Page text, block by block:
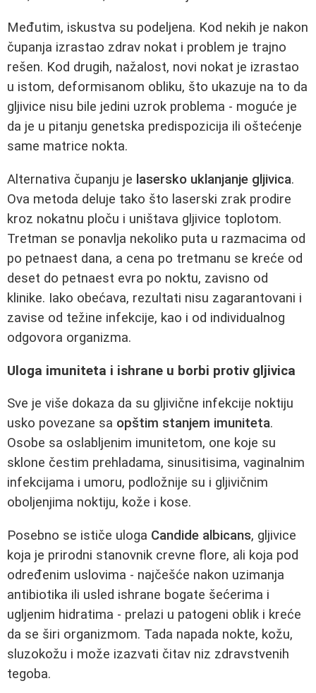
Međutim, iskustva su podeljena. Kod nekih je nakon
čupanja izrastao zdrav nokat i problem je trajno
rešen. Kod drugih, nažalost, novi nokat je izrastao
u istom, deformisanom obliku, što ukazuje na to da
gljivice nisu bile jedini uzrok problema - moguće je
da je u pitanju genetska predispozicija ili oštećenje
same matrice nokta.
Alternativa čupanju je lasersko uklanjanje gljivica.
Ova metoda deluje tako što laserski zrak prodire
kroz nokatnu ploču i uništava gljivice toplotom.
Tretman se ponavlja nekoliko puta u razmacima od
po petnaest dana, a cena po tretmanu se kreće od
deset do petnaest evra po noktu, zavisno od
klinike. Iako obećava, rezultati nisu zagarantovani i
zavise od težine infekcije, kao i od individualnog
odgovora organizma.
Uloga imuniteta i ishrane u borbi protiv gljivica
Sve je više dokaza da su gljivične infekcije noktiju
usko povezane sa opštim stanjem imuniteta.
Osobe sa oslabljenim imunitetom, one koje su
sklone čestim prehladama, sinusitisima, vaginalnim
infekcijama i umoru, podložnije su i gljivičnim
oboljenjima noktiju, kože i kose.
Posebno se ističe uloga Candide albicans, gljivice
koja je prirodni stanovnik crevne flore, ali koja pod
određenim uslovima - najčešće nakon uzimanja
antibiotika ili usled ishrane bogate šećerima i
ugljenim hidratima - prelazi u patogeni oblik i kreće
da se širi organizmom. Tada napada nokte, kožu,
sluzokožu i može izazvati čitav niz zdravstvenih
tegoba.